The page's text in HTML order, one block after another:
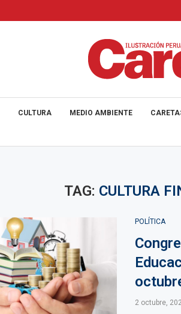
CULTURA MEDIO AMBIENTE
TAG: CULTURA
POLÍTICA
2 octubre,